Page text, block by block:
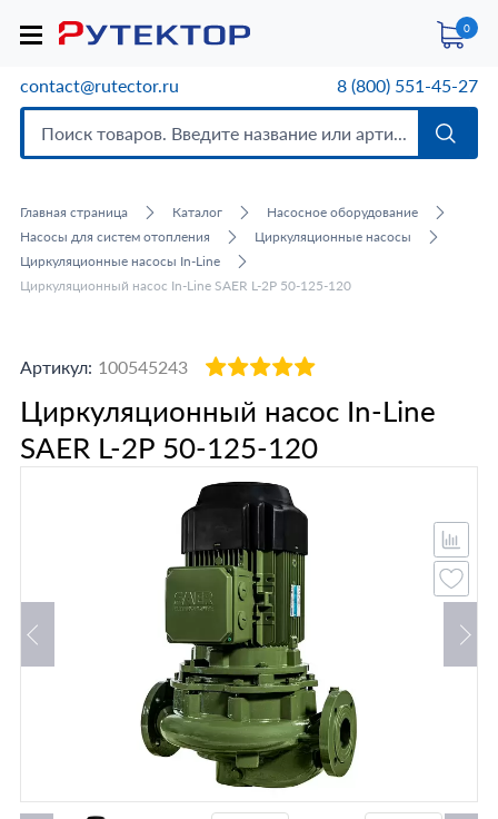
0
contact@rutector.ru 8 (800) 551-45-27
Главная страница Каталог
Насосное оборудование
Насосы для систем отопления
Циркуляционные насосы
Циркуляционные насосы In-Line
Циркуляционный насос In-Line SAER L-2P 50-125-120
Артикул: 100545243
Циркуляционный насос In-Line
SAER L-2P 50-125-120